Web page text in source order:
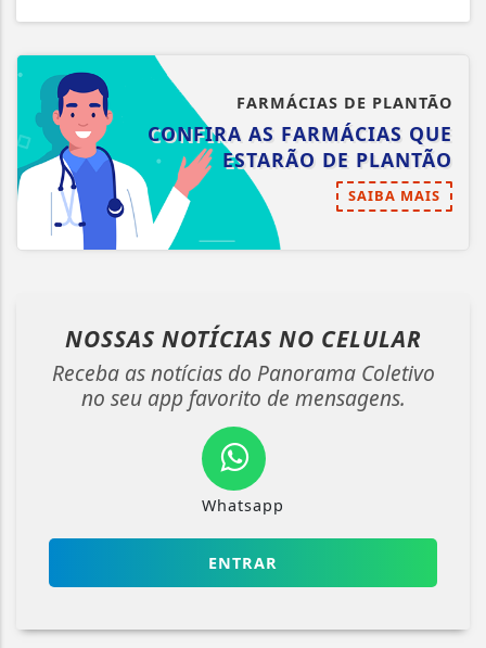
FARMÁCIAS DE PLANTÃO
CONFIRA AS FARMÁCIAS QUE
ESTARÃO DE PLANTÃO
SAIBA MAIS
NOSSAS NOTÍCIAS NO CELULAR
Receba as notícias do Panorama Coletivo
no seu app favorito de mensagens.
Whatsapp
ENTRAR